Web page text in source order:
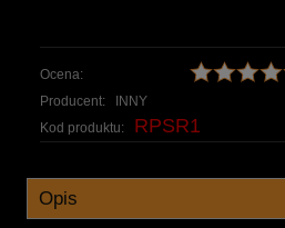
Ocena:
Producent:
INNY
Kod produktu:
RPSR1
Opis